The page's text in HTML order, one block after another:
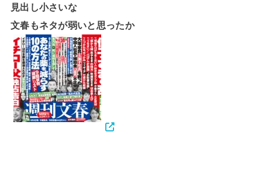
見出し小さいな
文春もネタが弱いと思ったか